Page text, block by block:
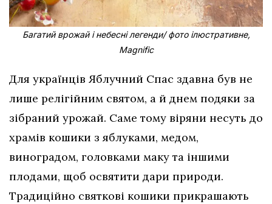
Багатий врожай і небесні легенди/ фото ілюстративне,
Magnific
Для українців Яблучний Спас здавна був не
лише релігійним святом, а й днем подяки за
зібраний урожай. Саме тому віряни несуть до
храмів кошики з яблуками, медом,
виноградом, головками маку та іншими
плодами, щоб освятити дари природи.
Традиційно святкові кошики прикрашають